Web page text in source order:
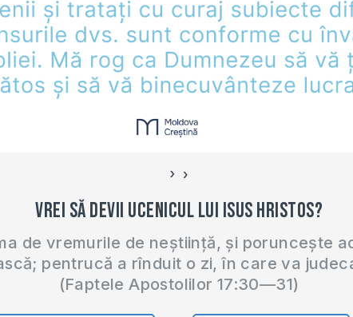
‹ ›
Vrei să devii ucenicul lui Isus Hristos?
de vremurile de neștiință, și poruncește
pentrucă a rînduit o zi, în care va
(Faptele Apostolilor 17:30—31)